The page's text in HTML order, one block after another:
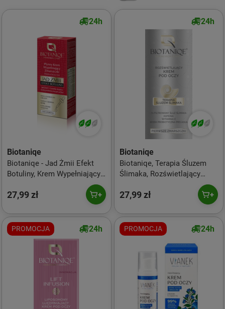
24h
Biotaniqe
Biotaniqe - Jad Żmii Efekt
Botuliny, Krem Wypełniający
okolice oczu i ust - 20 ml
27,99 zł
24h
Biotaniqe
Biotaniqe, Terapia Śluzem
Ślimaka, Rozświetlający
27,99 zł
PROMOCJA 24h PROMOCJA 24h